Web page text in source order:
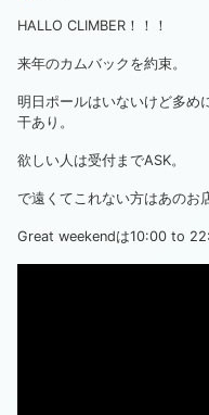
HALLO CLIMBER！！！
来年のカムバックを約束。
明日ポールはいないけど多め
干あり。
欲しい人は受付までASK。
で遠くてこれない方はあのお
Great weekendは10:00 to